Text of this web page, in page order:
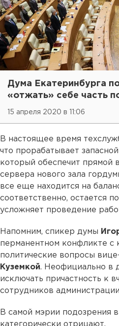
Дума Екатеринбурга
«отжать» себе часть
15 апреля 2020 в 11:06
В настоящее время
что прорабатывает
который обеспечит прямой
сервера нового зала
все еще находится на
соответственно, остается
усложняет проведение
Напомним, спикер думы
перманентном конфликте
политические вопросы
Куземкой. Неофициально в
исключать причастность к
сотрудников
В самой мэрии подозрения
категорически отрицают.